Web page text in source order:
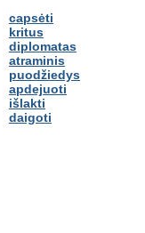
capsėti
kritus
diplomatas
atraminis
puodžiedys
apdejuoti
išlakti
daigoti